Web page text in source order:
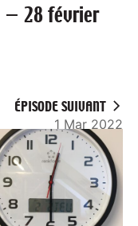
— 28 février
ÉPISODE SUIVANT
1 Mar 2022